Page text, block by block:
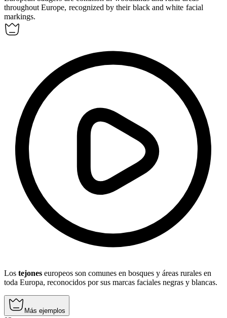
throughout Europe, recognized by their black and white facial
markings.
Los tejones europeos son comunes en bosques y áreas rurales en
toda Europa, reconocidos por sus marcas faciales negras y blancas.
Más ejemplos